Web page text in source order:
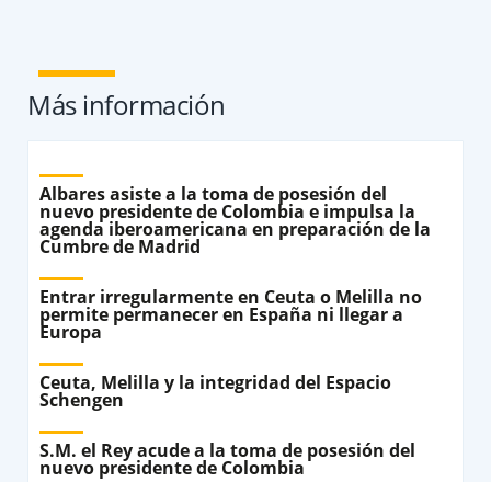
Más información
Albares asiste a la toma de posesión del
nuevo presidente de Colombia e impulsa la
agenda iberoamericana en preparación de la
Cumbre de Madrid
Entrar irregularmente en Ceuta o Melilla no
permite permanecer en España ni llegar a
Europa
Ceuta, Melilla y la integridad del Espacio
Schengen
S.M. el Rey acude a la toma de posesión del
nuevo presidente de Colombia